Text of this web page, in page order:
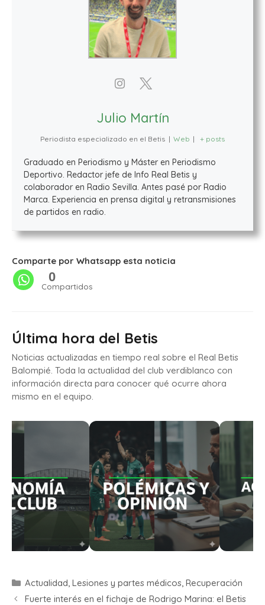
Julio Martín
Periodista especializado en el Betis | Web | + posts
Graduado en Periodismo y Máster en Periodismo
Deportivo. Redactor jefe de Info Real Betis y
colaborador en Radio Sevilla. Antes pasé por Radio
Marca. Experiencia en prensa digital y retransmisiones
de partidos en radio.
Comparte por Whatsapp esta noticia
0
Compartidos
Última hora del Betis
Noticias actualizadas en tiempo real sobre el Real Betis
Balompié. Toda la actualidad del club verdiblanco con
información directa para conocer qué ocurre ahora
mismo en el equipo.
Actualidad, Lesiones y partes médicos, Recuperación
Fuerte interés en el fichaje de Rodrigo Marina: el Betis